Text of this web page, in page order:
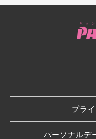
プラ
パーソナルデ